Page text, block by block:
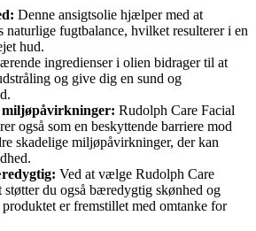
Denne ansigtsolie hjælper med at
naturlige fugtbalance, hvilket resulterer i en
hud.
ingredienser i olien bidrager til at
og give dig en sund og
miljøpåvirkninger: Rudolph Care Facial
også som en beskyttende barriere mod
skadelige miljøpåvirkninger, der kan
Ved at vælge Rudolph Care
du også bæredygtig skønhed og
er fremstillet med omtanke for